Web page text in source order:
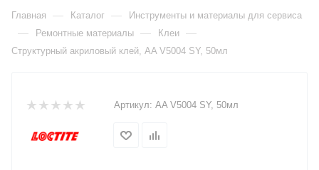
Главная — Каталог — Инструменты и материалы для сервиса
— Ремонтные материалы — Клеи —
Структурный акриловый клей, AA V5004 SY, 50мл
Артикул: AA V5004 SY, 50мл